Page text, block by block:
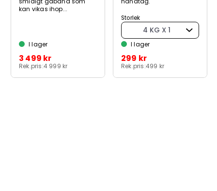
kan vikas ihop...
I lager
Rek.pris:4 999 kr
3 499 kr
Storlek
4 KG X 1
I lager
Rek.pris:499 kr
299 kr